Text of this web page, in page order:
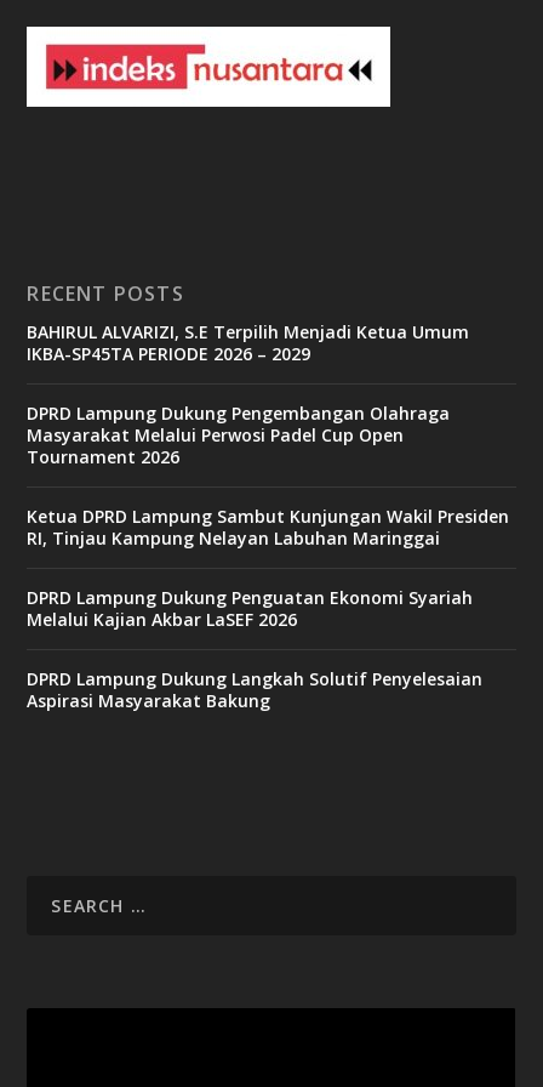
b
e
t
e
t
c
a
s
n
o
v
9
c
a
8
i
RECENT POSTS
BAHIRUL ALVARIZI, S.E Terpilih Menjadi Ketua Umum
IKBA-SP45TA PERIODE 2026 – 2029
DPRD Lampung Dukung Pengembangan Olahraga
Masyarakat Melalui Perwosi Padel Cup Open
Tournament 2026
Ketua DPRD Lampung Sambut Kunjungan Wakil Presiden
RI, Tinjau Kampung Nelayan Labuhan Maringgai
DPRD Lampung Dukung Penguatan Ekonomi Syariah
Melalui Kajian Akbar LaSEF 2026
DPRD Lampung Dukung Langkah Solutif Penyelesaian
Aspirasi Masyarakat Bakung